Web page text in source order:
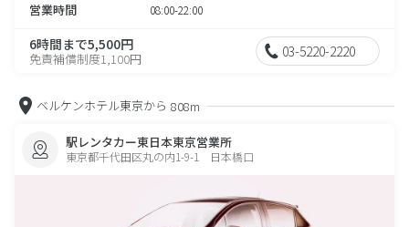
営業時間 08:00-22:00
6時間まで5,500円
免責補償制度1,100円 03-5220-2220
ベルケンホテル東京から 808m
駅レンタカー東日本東京営業所
東京都千代田区丸の内1-9-1 日本橋口